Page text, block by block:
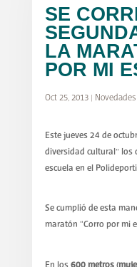
SE
LA
POR MI
Oct 25, 2013| Novedades
Este jueves 24 de
diversidad cultural” los
escuela en el
Se cumplió de esta
maratón “Corro por mi
En los 600 metros